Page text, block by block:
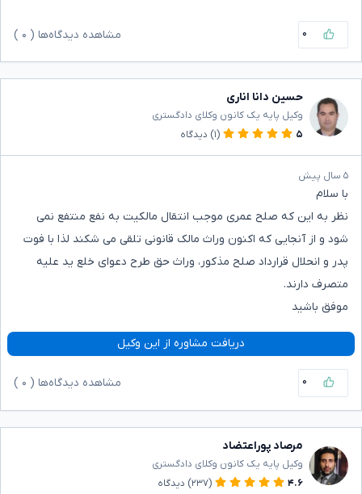
۰ مشاهده دیدگاه‌ها ( ۰
حسین دانا اناری
وکیل پایه یک کانون وکلای دادگستری
۵
(۱) دیدگاه
۵ سال پیش
با سلام
نظر به این که صلح عمری موجب انتقال مالکیت به نفع منتفع نمی
شود و از آنجایی که اکنون وراث مالک قانونی تلقی می شکند لذا با فوت
پدر و انحلال قرارداد صلح مذکور، وراث حق طرح دعوای خلع ید علیه
متصرف دارند.
موفق باشید
دریافت مشاوره از این وکیل
۰ مشاهده دیدگاه‌ها ( ۰
مرصاد پوراعتضاد
وکیل پایه یک کانون وکلای دادگستری
۴.۶
(۲۳۷) دیدگاه